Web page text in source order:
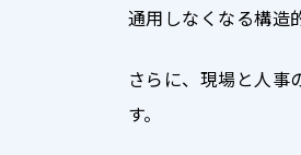
通用しなくなる構造
さらに、現場と人事
す。